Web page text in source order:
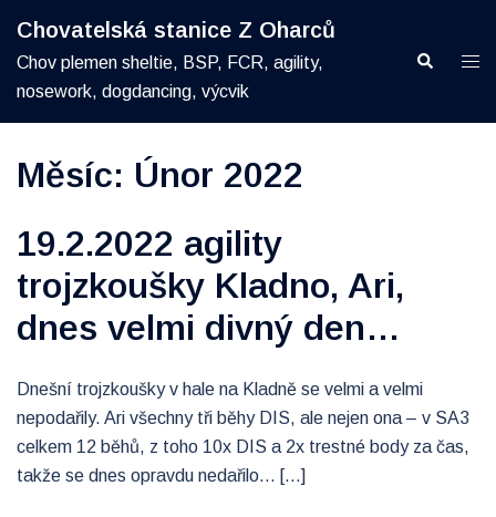
content
Chovatelská stanice Z Oharců
Chov plemen sheltie, BSP, FCR, agility,
nosework, dogdancing, výcvik
Search
Měsíc: Únor 2022
19.2.2022 agility
trojzkoušky Kladno, Ari,
dnes velmi divný den…
Dnešní trojzkoušky v hale na Kladně se velmi a velmi
nepodařily. Ari všechny tři běhy DIS, ale nejen ona – v SA3
celkem 12 běhů, z toho 10x DIS a 2x trestné body za čas,
takže se dnes opravdu nedařilo… […]